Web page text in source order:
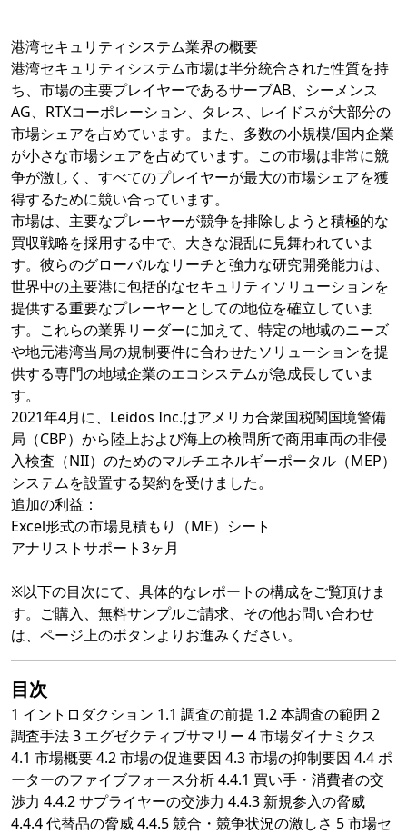
港湾セキュリティシステム業界の概要
港湾セキュリティシステム市場は半分統合された性質を持
ち、市場の主要プレイヤーであるサーブAB、シーメンス
AG、RTXコーポレーション、タレス、レイドスが大部分の
市場シェアを占めています。また、多数の小規模/国内企業
が小さな市場シェアを占めています。この市場は非常に競
争が激しく、すべてのプレイヤーが最大の市場シェアを獲
得するために競い合っています。
市場は、主要なプレーヤーが競争を排除しようと積極的な
買収戦略を採用する中で、大きな混乱に見舞われていま
す。彼らのグローバルなリーチと強力な研究開発能力は、
世界中の主要港に包括的なセキュリティソリューションを
提供する重要なプレーヤーとしての地位を確立していま
す。これらの業界リーダーに加えて、特定の地域のニーズ
や地元港湾当局の規制要件に合わせたソリューションを提
供する専門の地域企業のエコシステムが急成長していま
す。
2021年4月に、Leidos Inc.はアメリカ合衆国税関国境警備
局（CBP）から陸上および海上の検問所で商用車両の非侵
入検査（NII）のためのマルチエネルギーポータル（MEP）
システムを設置する契約を受けました。
追加の利益：
Excel形式の市場見積もり（ME）シート
アナリストサポート3ヶ月
※以下の目次にて、具体的なレポートの構成をご覧頂けま
す。ご購入、無料サンプルご請求、その他お問い合わせ
は、ページ上のボタンよりお進みください。
目次
1 イントロダクション 1.1 調査の前提 1.2 本調査の範囲 2
調査手法 3 エグゼクティブサマリー 4 市場ダイナミクス
4.1 市場概要 4.2 市場の促進要因 4.3 市場の抑制要因 4.4 ポ
ーターのファイブフォース分析 4.4.1 買い手・消費者の交
渉力 4.4.2 サプライヤーの交渉力 4.4.3 新規参入の脅威
4.4.4 代替品の脅威 4.4.5 競合・競争状況の激しさ 5 市場セ